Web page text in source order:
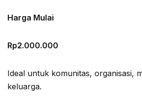
Harga Mulai
Rp2.000.000
Ideal untuk komunitas, organisasi,
keluarga.